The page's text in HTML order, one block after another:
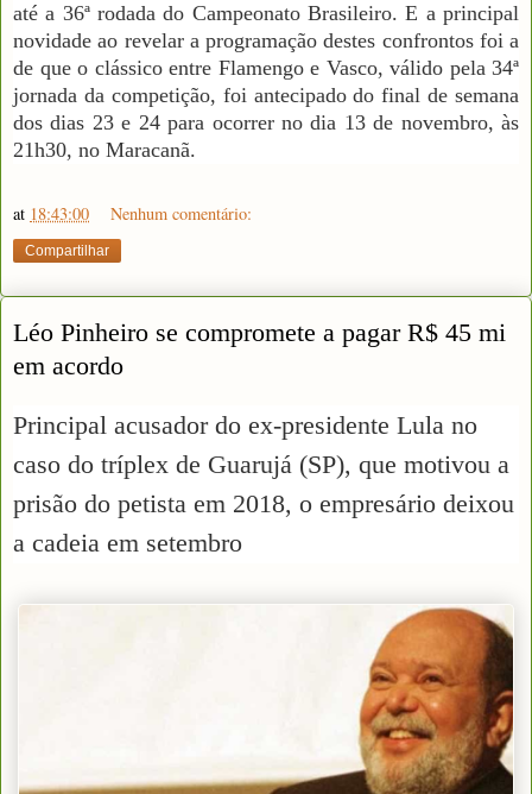
até a 36ª rodada do Campeonato Brasileiro. E a principal
novidade ao revelar a programação destes confrontos foi a
de que o clássico entre Flamengo e Vasco, válido pela 34ª
jornada da competição, foi antecipado do final de semana
dos dias 23 e 24 para ocorrer no dia 13 de novembro, às
21h30, no Maracanã.
at 18:43:00 Nenhum comentário:
Compartilhar
Léo Pinheiro se compromete a pagar R$ 45 mi
em acordo
Principal acusador do ex-presidente Lula no
caso do tríplex de Guarujá (SP), que motivou a
prisão do petista em 2018, o empresário deixou
a cadeia em setembro